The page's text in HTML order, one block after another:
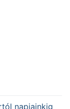
napjainkig